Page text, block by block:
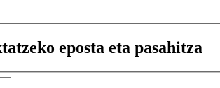
eposta eta pasahitza